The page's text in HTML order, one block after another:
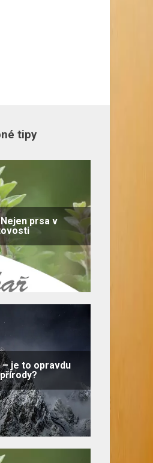
tipy
prsa v
je to opravdu